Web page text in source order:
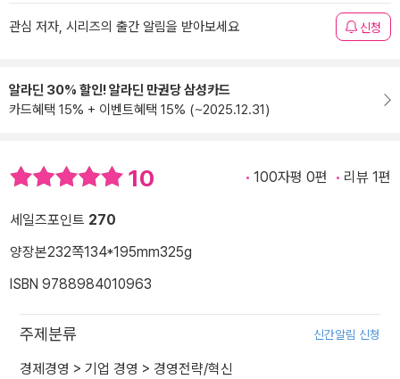
관심 저자, 시리즈의 출간 알림을 받아보세요 신청
알라딘 30% 할인! 알라딘 만권당 삼성카드
카드혜택 15% + 이벤트혜택 15% (~2025.12.31)
10 100자평 0편 리뷰 1편
세일즈포인트 270
양장본232쪽134*195mm325g
ISBN 9788984010963
주제분류 신간알림 신청
경제경영 > 기업 경영 > 경영전략/혁신